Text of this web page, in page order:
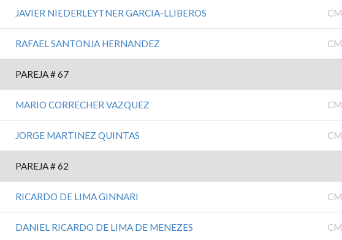
JAVIER NIEDERLEYTNER GARCIA-LLIBEROS
RAFAEL SANTONJA HERNANDEZ
PAREJA # 67
MARIO CORRECHER VAZQUEZ
JORGE MARTINEZ QUINTAS
PAREJA # 62
RICARDO DE LIMA GINNARI
DANIEL RICARDO DE LIMA DE MENEZES